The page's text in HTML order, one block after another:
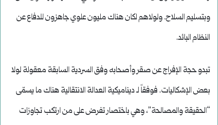
وبتسليم السلاح. ولولاهم لكان هناك مليون علوي جاهزون للدفاع عن
النظام البائد.
تبدو حجة الإفراج عن صقر وأصحابه وفق السردية السابقة معقولة لولا
بعض الإشكاليات. فوفقاً لـ ديناميكية العدالة الانتقالية هناك ما يسمّى
“الحقيقة والمصالحة”، وهي باختصار تفرض على من ارتكب تجاوزات